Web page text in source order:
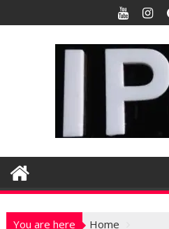
k
t
n
You are here
Home